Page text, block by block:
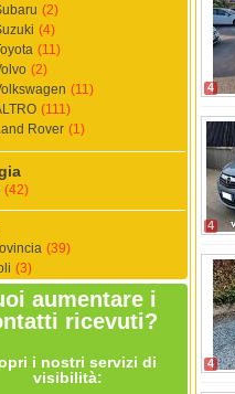
(2)
(4)
(11)
(2)
(11)
(111)
Rover (1)
(42)
(39)
(3)
aumentare i
ricevuti?
i nostri servizi di
visibilità:
4
4
4